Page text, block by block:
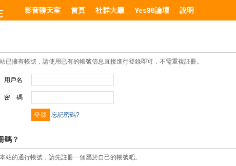
影音聊天室 首頁 社群大廳 Yes98論壇 說明
已擁有帳號，請使用已有的帳號信息直接進行登錄即可，不需重複註冊。
用戶名
密 碼
忘記密碼?
嗎？
站的通行帳號，請先註冊一個屬於自己的帳號吧。